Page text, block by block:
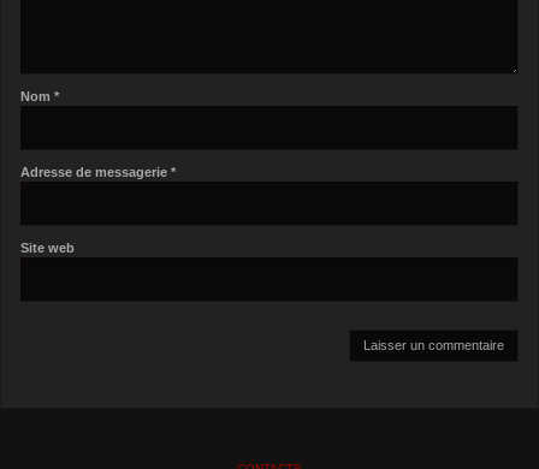
Nom*
Adresse de messagerie*
Site web